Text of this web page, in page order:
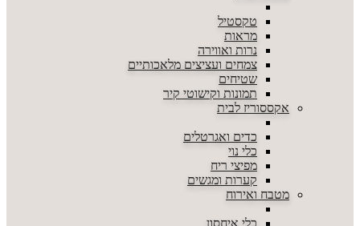
טקסטיל
מראות
נרות ואווירה
צמחים ועציצים מלאכותיים
שטיחים
תמונות וקישוטי קיר
אקססוריז לבית
כדים ואגרטלים
כלי נוי
מפיצי ריח
קערות ומגשים
מטבח ואירוח
כלי איחסון